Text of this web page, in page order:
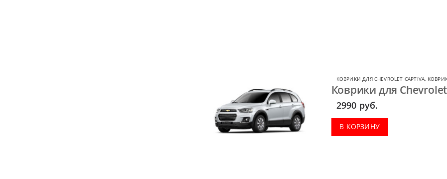
КОВРИКИ ДЛЯ CHEVROLET CAPTIVA,
Коврики для
2990 руб.
В КОРЗИНУ